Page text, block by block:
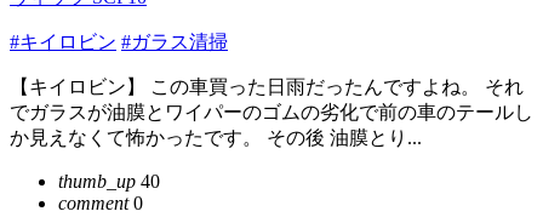
#キイロビン #ガラス清掃
【キイロビン】 この車買った日雨だったんですよね。 それ
でガラスが油膜とワイパーのゴムの劣化で前の車のテールし
か見えなくて怖かったです。 その後 油膜とり...
thumb_up 40
comment0